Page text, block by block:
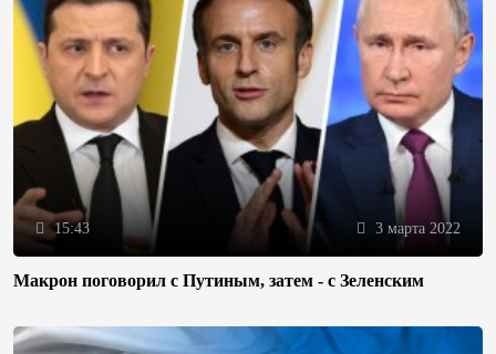
15:43 3 марта 2022
Макрон поговорил с Путиным, затем - с Зеленским